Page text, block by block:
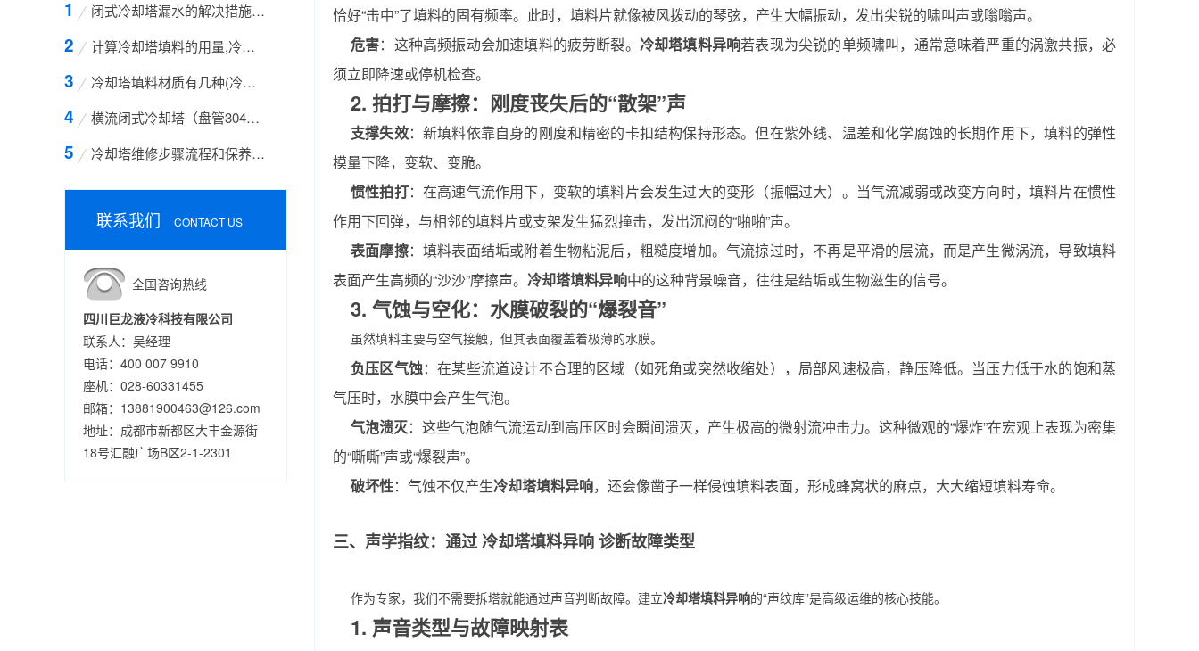
闭式冷却塔漏水的解决措施方案
计算冷却塔填料的用量,冷却塔填料的计算方法
冷却塔填料材质有几种(冷却塔填料哪种材质好)
横流闭式冷却塔（盘管304不锈钢）
冷却塔维修步骤流程和保养的方法有哪些
联系我们 CONTACT US
全国咨询热线
四川巨龙液冷科技有限公司
联系人：吴经理
电话：400 007 9910
座机：028-60331455
邮箱：13881900463@126.com
地址：成都市新都区大丰金源街
18号汇融广场B区2-1-2301
恰好“击中”了填料的固有频率。此时，填料片就像被风拨动的琴弦，产生大幅振动，发出尖锐的啸叫声或嗡嗡声。
危害：这种高频振动会加速填料的疲劳断裂。 冷却塔填料异响若表现为尖锐的单频啸叫，通常意味着严重的涡激共振，必
须立即降速或停机检查。
2. 拍打与摩擦：刚度丧失后的“散架”声
支撑失效：新填料依靠自身的刚度和精密的卡扣结构保持形态。但在紫外线、温差和化学腐蚀的长期作用下，填料的弹性
模量下降，变软、变脆。
惯性拍打：在高速气流作用下，变软的填料片会发生过大的变形（振幅过大）。当气流减弱或改变方向时，填料片在惯性
作用下回弹，与相邻的填料片或支架发生猛烈撞击，发出沉闷的“啪啪”声。
表面摩擦：填料表面结垢或附着生物粘泥后，粗糙度增加。气流掠过时，不再是平滑的层流，而是产生微涡流，导致填料
表面产生高频的“沙沙”摩擦声。 冷却塔填料异响中的这种背景噪音，往往是结垢或生物滋生的信号。
3. 气蚀与空化：水膜破裂的“爆裂音”
虽然填料主要与空气接触，但其表面覆盖着极薄的水膜。
负压区气蚀：在某些流道设计不合理的区域（如死角或突然收缩处），局部风速极高，静压降低。当压力低于水的饱和蒸
气压时，水膜中会产生气泡。
气泡溃灭：这些气泡随气流运动到高压区时会瞬间溃灭，产生极高的微射流冲击力。这种微观的“爆炸”在宏观上表现为密集
的“嘶嘶”声或“爆裂声”。
破坏性：气蚀不仅产生冷却塔填料异响，还会像凿子一样侵蚀填料表面，形成蜂窝状的麻点，大大缩短填料寿命。
三、声学指纹：通过冷却塔填料异响诊断故障类型
作为专家，我们不需要拆塔就能通过声音判断故障。建立冷却塔填料异响的“声纹库”是高级运维的核心技能。
1. 声音类型与故障映射表